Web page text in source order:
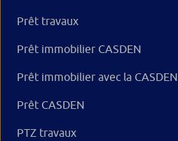
Prêt travaux
Prêt immobilier CASDEN
Prêt immobilier avec la CASDEN
Prêt CASDEN
PTZ travaux